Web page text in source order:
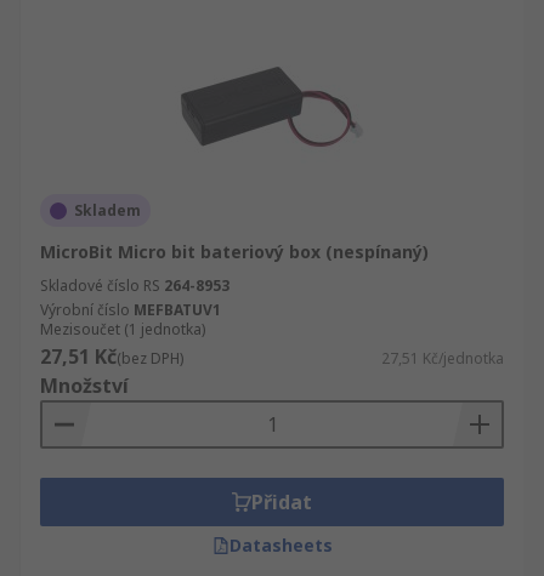
Skladem
MicroBit Micro bit bateriový box (nespínaný)
Skladové číslo RS 264-8953
Výrobní číslo MEFBATUV1
Mezisoučet (1 jednotka)
27,51 Kč(bez DPH) 27,51 Kč/jednotka
Množství
Přidat
Datasheets